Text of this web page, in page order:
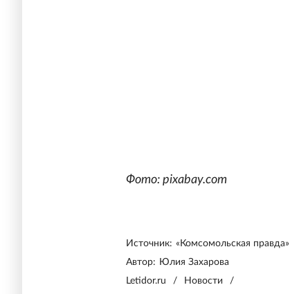
Фото: pixabay.com
Источник: «Комсомольская правда»
Автор: Юлия Захарова
Letidor.ru
/ Новости
/